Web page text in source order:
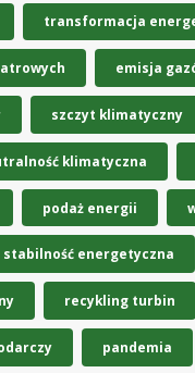
transformacja
emisja
szczyt klimatyczny
klimatyczna
podaż energii
stabilność energetyczna
recykling turbin
pandemia